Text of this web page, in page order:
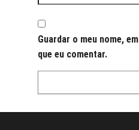
Guardar o meu nome,
que eu comentar.